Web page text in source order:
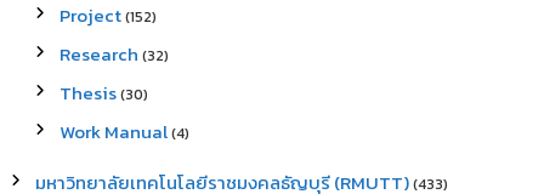
Project(152)
Research (32)
Thesis(30)
Work Manual(4)
มหาวิทยาลัยเทคโนโลยีราชมงคลธัญบุรี (RMUTT)(433)